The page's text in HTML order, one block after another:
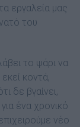
εργαλεία µας
του
το ψάρι να
κοντά,
δε βγαίνει,
ένα χρονικό
νέο